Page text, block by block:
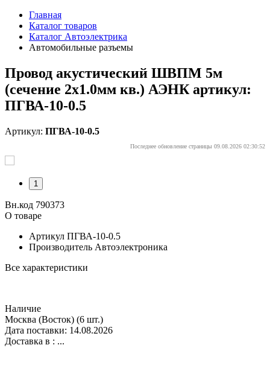
Главная
Каталог товаров
Каталог Автоэлектрика
Автомобильные разъемы
Провод акустический ШВПМ 5м
(сечение 2х1.0мм кв.) АЭНК артикул:
ПГВА-10-0.5
Артикул: ПГВА-10-0.5
Последнее обновление страницы 09.08.2026 02:30:52
1
Вн.код 790373
О товаре
Артикул ПГВА-10-0.5
Производитель Автоэлектроника
Все характеристики
Наличие
Москва (Восток) (6 шт.)
Дата поставки: 14.08.2026
Доставка в : ...